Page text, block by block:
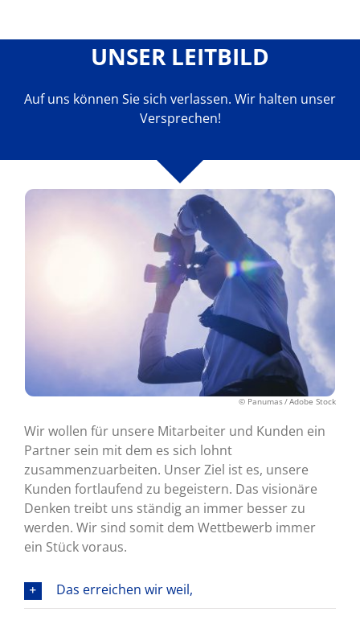
UNSER LEITBILD
Auf uns können Sie sich verlassen. Wir halten unser
Versprechen!
© Panumas / Adobe Stock
Wir wollen für unsere Mitarbeiter und Kunden ein
Partner sein mit dem es sich lohnt
zusammenzuarbeiten. Unser Ziel ist es, unsere
Kunden fortlaufend zu begeistern. Das visionäre
Denken treibt uns ständig an immer besser zu
werden. Wir sind somit dem Wettbewerb immer
ein Stück voraus.
Das erreichen wir weil,